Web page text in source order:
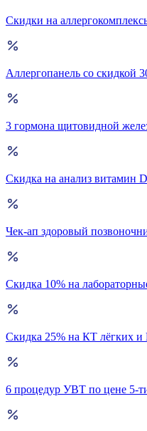
Скидки на
Аллергопанель со скидкой
3 гормона щитовидной
Скидка на анализ витамин
Чек-ап здоровый
Скидка 10% на
Скидка 25% на КТ лёгких
6 процедур УВТ по цене 5-